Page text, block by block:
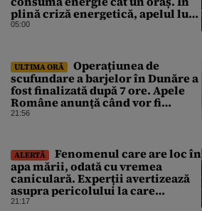
plină criză energetică, apelul lui
Bolojan de economisire a
partid, Emil Boc
05:00
ULTIMA ORĂ
Operațiunea de
scufundare a barjelor în Dunăre a
fost finalizată după 7 ore. Apele
Române anunță când vor fi
simțite efectele
21:56
ALERTĂ
Fenomenul care are loc în
apa mării, odată cu vremea
caniculară. Experții avertizează
asupra pericolului la care
oamenii pot fi expuși
21:17